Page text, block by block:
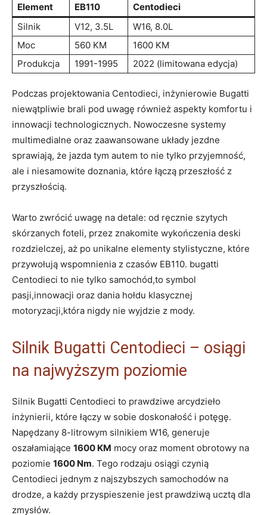
Element EB110
Centodieci
Silnik
V12, 3.5L
W16, 8.0L
Moc
560 KM
1600 KM
Produkcja
1991-1995 2022 (limitowana edycja)
Podczas projektowania Centodieci,⁤ inżynierowie Bugatti
niewątpliwie brali pod uwagę również aspekty komfortu i
innowacji technologicznych. Nowoczesne systemy
multimedialne oraz‍ zaawansowane ‍układy jezdne
sprawiają, że ‍jazda tym⁣ autem to nie tylko przyjemność,
ale i niesamowite doznania, które ⁤łączą przeszłość z
przyszłością.
Warto zwrócić uwagę na⁣ detale: od ręcznie szytych‌
skórzanych foteli, przez znakomite wykończenia deski
rozdzielczej, ⁢aż po unikalne elementy⁤ stylistyczne, które
przywołują wspomnienia ⁢z czasów EB110. ⁣bugatti
Centodieci to ⁢nie tylko samochód,to symbol⁤
pasji,innowacji oraz ‍dania hołdu klasycznej
motoryzacji,która nigdy nie wyjdzie z mody.
Silnik Bugatti Centodieci – osiągi
na najwyższym‌ poziomie
Silnik ⁣Bugatti Centodieci to prawdziwe arcydzieło
inżynierii, które łączy w sobie doskonałość i potęgę.
Napędzany 8-litrowym silnikiem W16, generuje
oszałamiające 1600 ​KM mocy oraz moment obrotowy na
⁤poziomie 1600 Nm. Tego rodzaju ‍osiągi czynią
‍Centodieci jednym z najszybszych samochodów na
drodze, a każdy przyspieszenie ⁤jest prawdziwą ucztą dla
zmysłów.